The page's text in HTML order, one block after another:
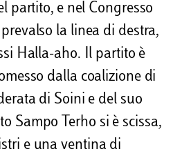
partito, e nel Congresso
la linea di destra,
Halla-aho. Il partito è
dalla coalizione di
di Soini e del suo
Sampo Terho si è scissa,
e una ventina di